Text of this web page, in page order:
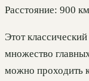
Расстояние: 900 км
Этот
множество
можно проходить